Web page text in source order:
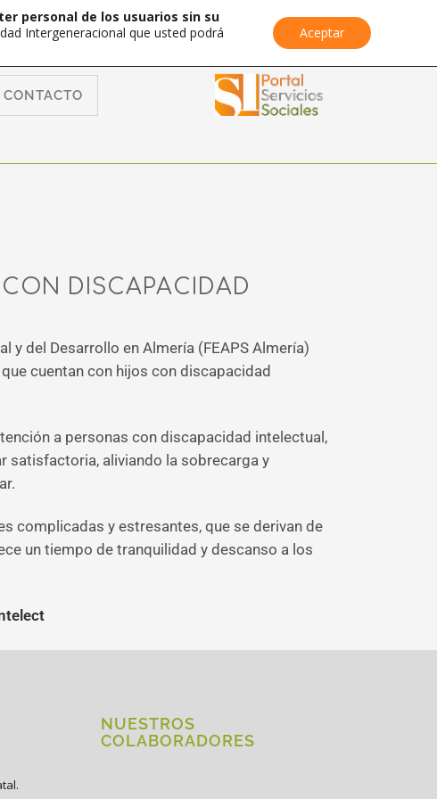
CONTACTO
DISCAPACIDAD
y del Desarrollo en Almería (FEAPS Almería)
cuentan con hijos con discapacidad
a personas con discapacidad intelectual,
satisfactoria, aliviando la sobrecarga y
complicadas y estresantes, que se derivan de
un tiempo de tranquilidad y descanso a los
NUESTROS
COLABORADORES
personal de los usuarios sin su
Intergeneracional que usted podrá
Aceptar